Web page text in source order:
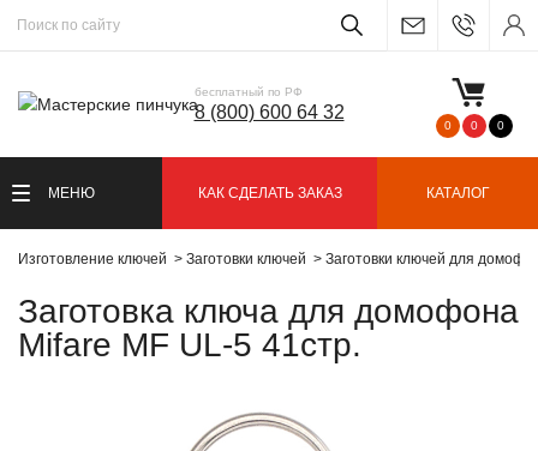
бесплатный по РФ
8 (800) 600 64 32
0 0 0
МЕНЮ КАК СДЕЛАТЬ ЗАКАЗ КАТАЛОГ
Изготовление ключей Заготовки ключей Заготовки ключей для
Заготовка ключа для домофона
Mifare MF UL-5 41стр.